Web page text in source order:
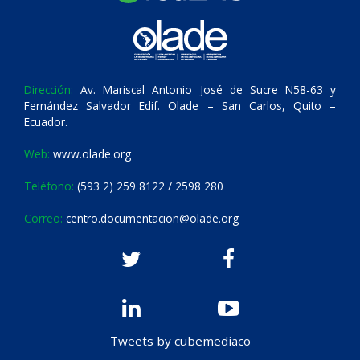
Dirección: Av. Mariscal Antonio José de Sucre N58-63 y
Fernández Salvador Edif. Olade – San Carlos, Quito –
Ecuador.
Web: www.olade.org
Teléfono: (593 2) 259 8122 / 2598 280
Correo: centro.documentacion@olade.org
Tweets by cubemediaco